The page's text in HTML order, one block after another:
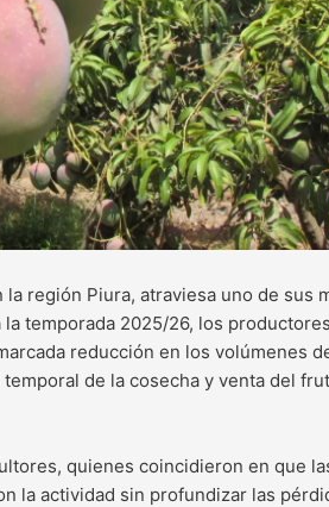
región Piura, atraviesa uno de sus
temporada 2025/26, los
reducción en los volúmenes
de la cosecha y venta del
quienes coincidieron en que
la actividad sin profundizar las